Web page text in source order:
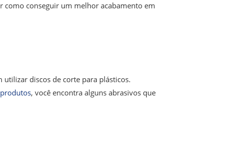
como conseguir um melhor acabamento em
discos de corte para plásticos.
, você encontra alguns abrasivos que